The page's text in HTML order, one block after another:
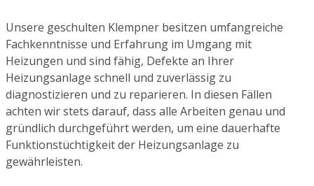
Unsere geschulten Klempner besitzen umfangreiche
Fachkenntnisse und Erfahrung im Umgang mit
Heizungen und sind fähig, Defekte an Ihrer
Heizungsanlage schnell und zuverlässig zu
diagnostizieren und zu reparieren. In diesen Fällen
achten wir stets darauf, dass alle Arbeiten genau und
gründlich durchgeführt werden, um eine dauerhafte
Funktionstüchtigkeit der Heizungsanlage zu
gewährleisten.